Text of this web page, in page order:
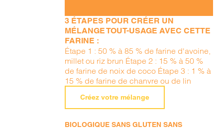
3 ÉTAPES POUR CRÉER UN
MÉLANGE TOUT-USAGE AVEC CETTE
FARINE :
Étape 1 : 50 % à 85 % de farine d'avoine,
millet ou riz brun Étape 2 : 15 % à 50 %
de farine de noix de coco Étape 3 : 1 % à
15 % de farine de chanvre ou de lin
Créez votre mélange
BIOLOGIQUE SANS GLUTEN SANS